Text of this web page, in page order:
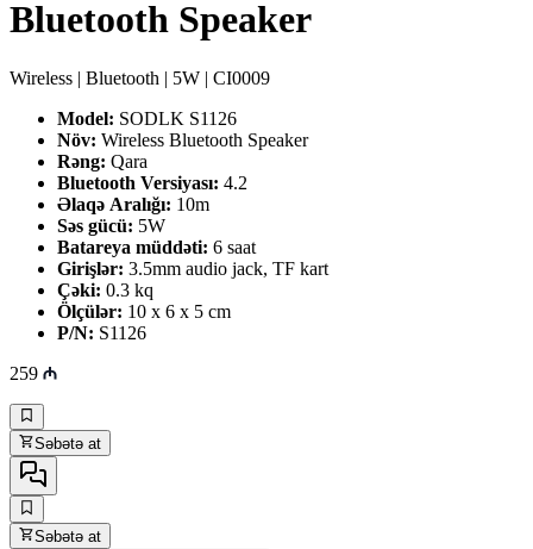
Bluetooth Speaker
Wireless | Bluetooth | 5W | CI0009
Model: SODLK S1126
Növ: Wireless Bluetooth Speaker
Rəng: Qara
Bluetooth Versiyası: 4.2
Əlaqə Aralığı: 10m
Səs gücü: 5W
Batareya müddəti: 6 saat
Girişlər: 3.5mm audio jack, TF kart
Çəki: 0.3 kq
Ölçülər: 10 x 6 x 5 cm
P/N: S1126
259
Səbətə at
Səbətə at